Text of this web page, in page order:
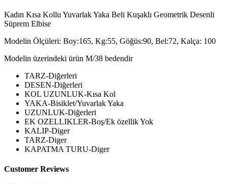
Kadın Kısa Kollu Yuvarlak Yaka Beli Kuşaklı Geometrik Desenli
Süprem Elbise
Modelin Ölçüleri: Boy:165, Kg:55, Göğüs:90, Bel:72, Kalça: 100
Modelin üzerindeki ürün M/38 bedendir
TARZ-Diğerleri
DESEN-Diğerleri
KOL UZUNLUK-Kısa Kol
YAKA-Bisiklet/Yuvarlak Yaka
UZUNLUK-Diğerleri
EK OZELLIKLER-Boş/Ek özellik Yok
KALIP-Diger
TARZ-Diger
KAPATMA TURU-Diger
Customer Reviews